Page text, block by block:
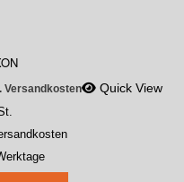
Versandkosten Quick View